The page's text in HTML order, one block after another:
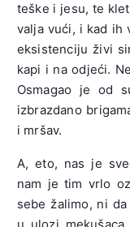
teške i jesu, te
valja vući, i kad ih
eksistenciju živi
kapi i na odjeći.
Osmagao je od
izbrazdano
i mršav.
A, eto, nas je
nam je tim vrlo
sebe žalimo, ni